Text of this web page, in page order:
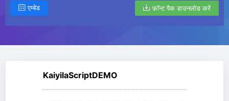
एम्बेड फ़ॉन्ट पैक डाउनलोड करें
KaiyilaScriptDEMO